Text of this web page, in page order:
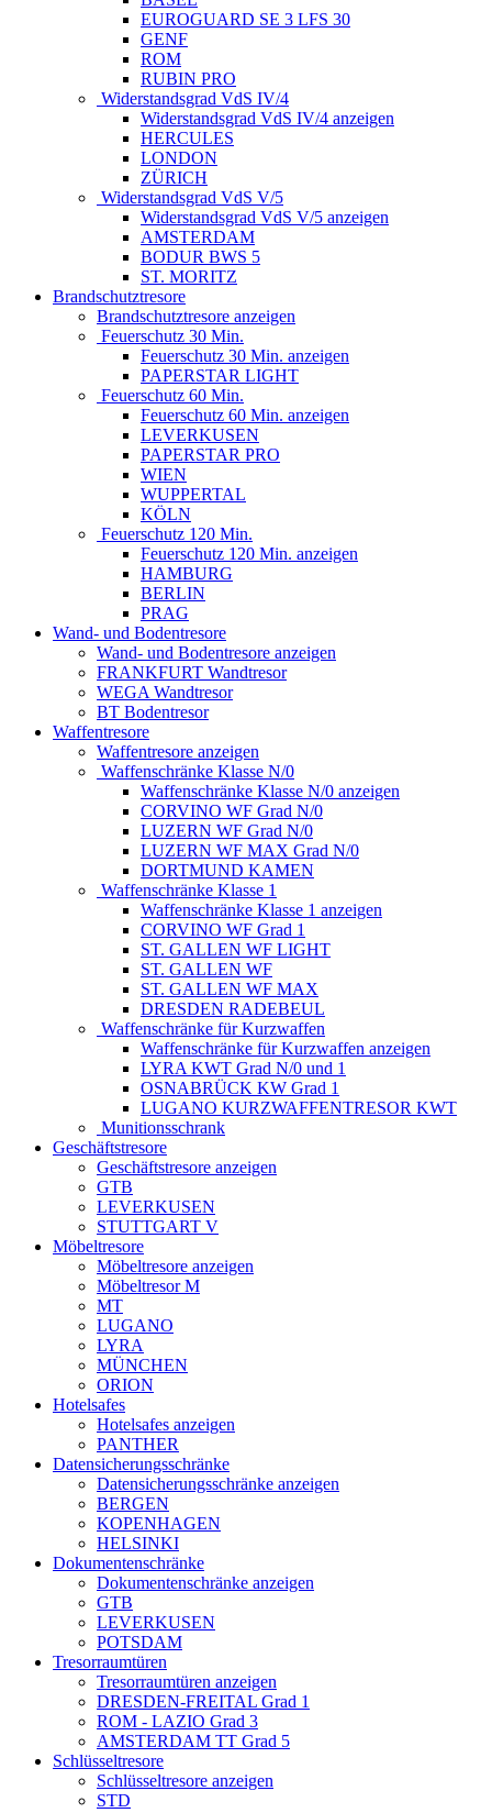
EUROGUARD SE 3 LFS 30
GENF
ROM
RUBIN PRO
Widerstandsgrad VdS IV/4
Widerstandsgrad VdS IV/4 anzeigen
HERCULES
LONDON
ZÜRICH
Widerstandsgrad VdS V/5
Widerstandsgrad VdS V/5 anzeigen
AMSTERDAM
BODUR BWS 5
ST. MORITZ
Brandschutztresore
Brandschutztresore anzeigen
Feuerschutz 30 Min.
Feuerschutz 30 Min. anzeigen
PAPERSTAR LIGHT
Feuerschutz 60 Min.
Feuerschutz 60 Min. anzeigen
LEVERKUSEN
PAPERSTAR PRO
WIEN
WUPPERTAL
KÖLN
Feuerschutz 120 Min.
Feuerschutz 120 Min. anzeigen
HAMBURG
BERLIN
PRAG
Wand- und Bodentresore
Wand- und Bodentresore anzeigen
FRANKFURT Wandtresor
WEGA Wandtresor
BT Bodentresor
Waffentresore
Waffentresore anzeigen
Waffenschränke Klasse N/0
Waffenschränke Klasse N/0 anzeigen
CORVINO WF Grad N/0
LUZERN WF Grad N/0
LUZERN WF MAX Grad N/0
DORTMUND KAMEN
Waffenschränke Klasse 1
Waffenschränke Klasse 1 anzeigen
CORVINO WF Grad 1
ST. GALLEN WF LIGHT
ST. GALLEN WF
ST. GALLEN WF MAX
DRESDEN RADEBEUL
Waffenschränke für Kurzwaffen
Waffenschränke für Kurzwaffen anzeigen
LYRA KWT Grad N/0 und 1
OSNABRÜCK KW Grad 1
LUGANO KURZWAFFENTRESOR KWT
Munitionsschrank
Geschäftstresore
Geschäftstresore anzeigen
GTB
LEVERKUSEN
STUTTGART V
Möbeltresore
Möbeltresore anzeigen
Möbeltresor M
MT
LUGANO
LYRA
MÜNCHEN
ORION
Hotelsafes
Hotelsafes anzeigen
PANTHER
Datensicherungsschränke
Datensicherungsschränke anzeigen
BERGEN
KOPENHAGEN
HELSINKI
Dokumentenschränke
Dokumentenschränke anzeigen
GTB
LEVERKUSEN
POTSDAM
Tresorraumtüren
Tresorraumtüren anzeigen
DRESDEN-FREITAL Grad 1
ROM - LAZIO Grad 3
AMSTERDAM TT Grad 5
Schlüsseltresore
Schlüsseltresore anzeigen
STD